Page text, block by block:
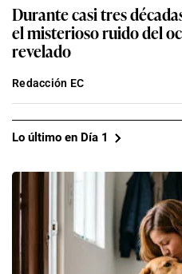
Durante casi tres
el misterioso ruido del
revelado
Redacción EC
Lo último en Día 1